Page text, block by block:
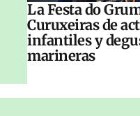
La Festa do
Curuxeiras de
infantiles y
marineras